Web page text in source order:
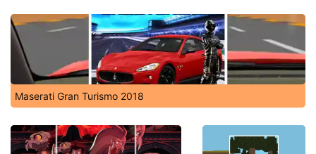
Maserati Gran Turismo 2018